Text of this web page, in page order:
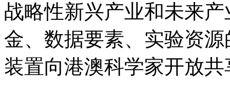
战略性新兴产业和未来
金、数据要素、实验资
装置向港澳科学家开放